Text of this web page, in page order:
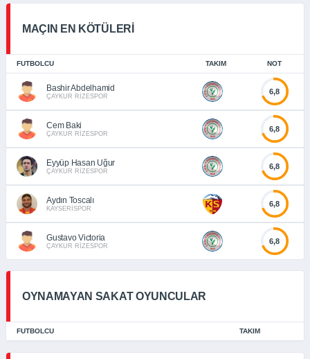
MAÇIN EN KÖTÜLERİ
FUTBOLCU TAKIM NOT
Bashir Abdelhamid
ÇAYKUR RİZESPOR
6,8
Cem Baki
ÇAYKUR RİZESPOR
6,8
Eyyüp Hasan Uğur
ÇAYKUR RİZESPOR
6,8
Aydın Toscalı
KAYSERİSPOR
6,8
Gustavo Victoria
ÇAYKUR RİZESPOR
6,8
OYNAMAYAN SAKAT OYUNCULAR
FUTBOLCU TAKIM